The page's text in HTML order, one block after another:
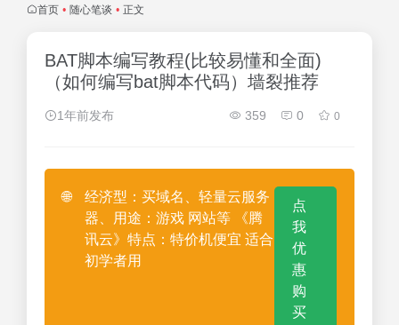
首页 • 随心笔谈 • 正文
BAT脚本编写教程(比较易懂和全面)
（如何编写bat脚本代码）墙裂推荐
1年前发布 359 0 0
🌐
经济型：买域名、轻量云服务
器、用途：游戏 网站等 《腾
讯云》特点：特价机便宜 适合
初学者用
点
我
优
惠
购
买